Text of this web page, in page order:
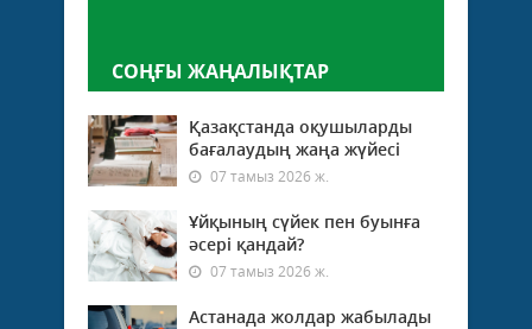
СОҢҒЫ ЖАҢАЛЫҚТАР
Қазақстанда оқушыларды
бағалаудың жаңа жүйесі
07 тамыз 2026 ж.
Ұйқының сүйек пен буынға
әсері қандай?
07 тамыз 2026 ж.
Астанада жолдар жабылады